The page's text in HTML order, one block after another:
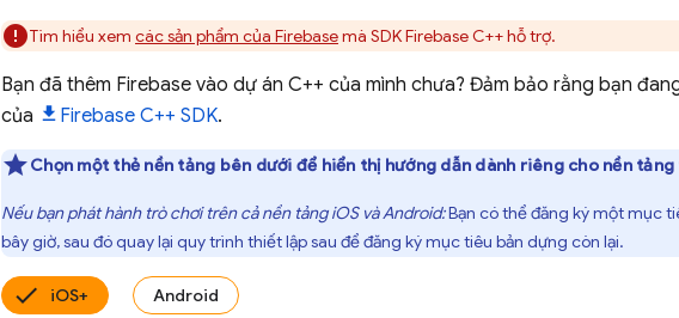
Tìm hiểu xem các sản phẩm của Firebasemà SDKFirebaseC++hỗ trợ.
Bạn đã thêm Firebase vào dự án C++ của mình chưa? Đảm bảo rằng bạn
của
Firebase C++ SDK.
Chọn một thẻ nền tảng bên dưới để hiển thị hướng dẫn dành riêng cho nền
Nếu bạn phát hành trò chơi trên cả nền tảng iOS và Android:Bạn có thể đăng ký một mục
bây giờ, sau đó quay lại quy trình thiết lập sau để đăng ký mục tiêu bản dựng còn lại.
iOS+ Android